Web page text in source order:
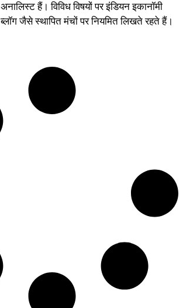
अनालिस्ट हैं। विविध विषयों पर इंडियन इकानॉमी
ब्लॉग जैसे स्थापित मंचों पर नियमित लिखते रहते हैं।